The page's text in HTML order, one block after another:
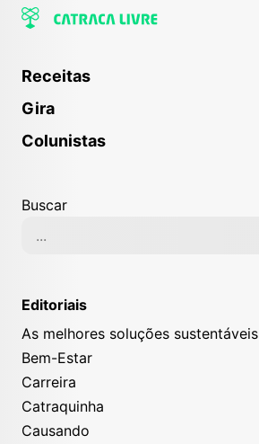
Receitas
Gira
Colunistas
Buscar
Editoriais
As melhores soluções sustentáveis
Bem-Estar
Carreira
Catraquinha
Causando